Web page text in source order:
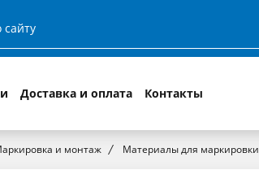
Доставка и оплата Контакты
и монтаж Материалы для маркировки